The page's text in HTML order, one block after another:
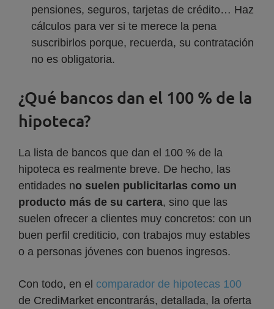
pensiones, seguros, tarjetas de crédito… Haz
cálculos para ver si te merece la pena
suscribirlos porque, recuerda, su contratación
no es obligatoria.
¿Qué bancos dan el 100 % de la
hipoteca?
La lista de bancos que dan el 100 % de la
hipoteca es realmente breve. De hecho, las
entidades no suelen publicitarlas como un
producto más de su cartera, sino que las
suelen ofrecer a clientes muy concretos: con un
buen perfil crediticio, con trabajos muy estables
o a personas jóvenes con buenos ingresos.
Con todo, en el comparador de hipotecas 100
de CrediMarket encontrarás, detallada, la oferta